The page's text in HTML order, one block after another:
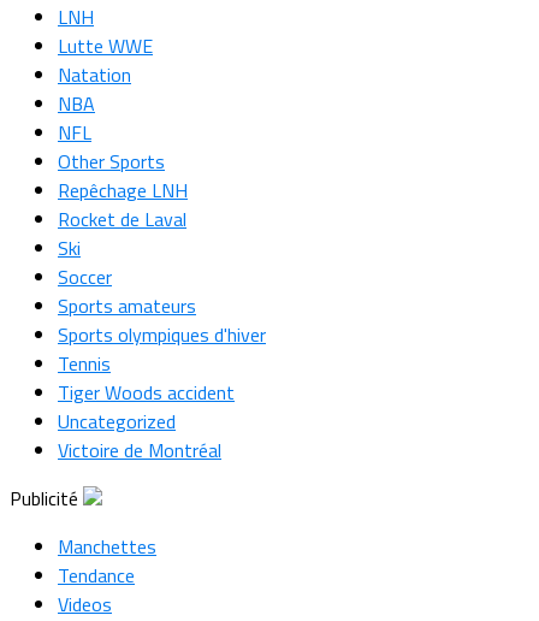
LNH
Lutte WWE
Natation
NBA
NFL
Other Sports
Repêchage LNH
Rocket de Laval
Ski
Soccer
Sports amateurs
Sports olympiques d'hiver
Tennis
Tiger Woods accident
Uncategorized
Victoire de Montréal
Publicité
Manchettes
Tendance
Videos